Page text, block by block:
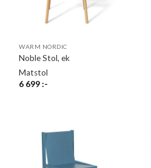
WARM NORDIC
Noble Stol, ek
Matstol
6 699:-